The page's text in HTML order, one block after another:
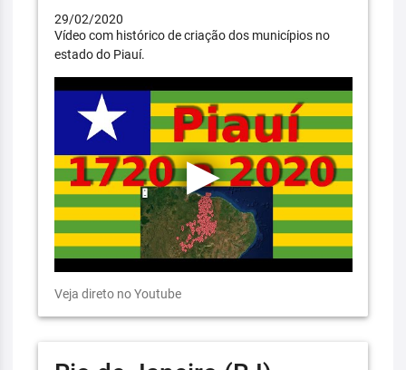
29/02/2020
Vídeo com histórico de criação dos municípios no
estado do Piauí.
Veja direto no Youtube